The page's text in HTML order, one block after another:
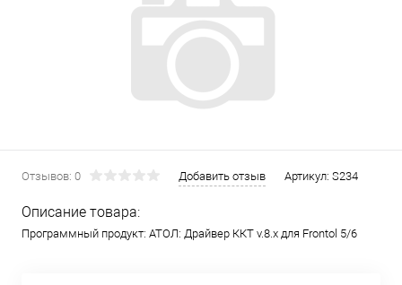
Отзывов: 0 Добавить отзыв Артикул: S234
Описание товара:
Программный продукт: АТОЛ: Драйвер ККТ v.8.x для Frontol 5/6